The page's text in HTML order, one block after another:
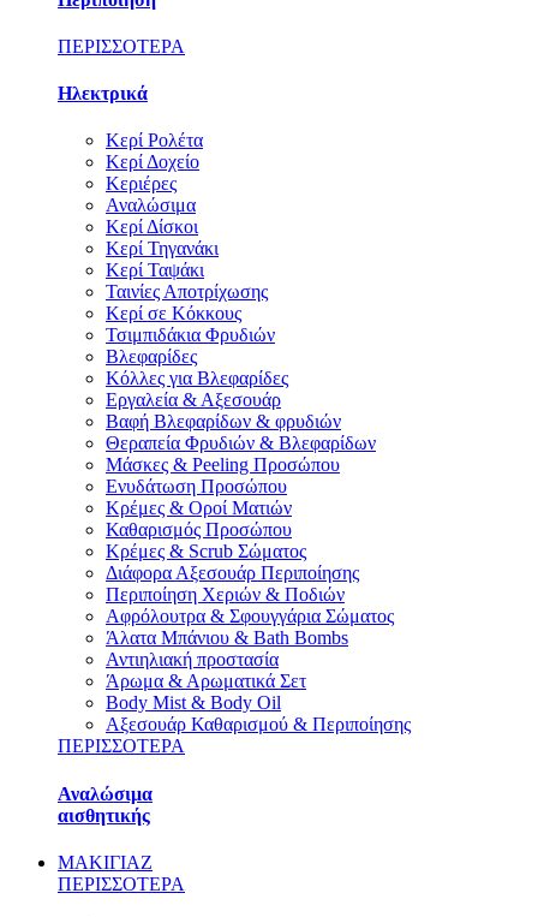
ΠΕΡΙΣΣΟΤΕΡΑ
Ηλεκτρικά
Κερί Ρολέτα
Κερί Δοχείο
Κεριέρες
Αναλώσιμα
Κερί Δίσκοι
Κερί Τηγανάκι
Κερί Ταψάκι
Ταινίες Αποτρίχωσης
Κερί σε Κόκκους
Τσιμπιδάκια Φρυδιών
Βλεφαρίδες
Κόλλες για Βλεφαρίδες
Εργαλεία & Αξεσουάρ
Βαφή Βλεφαρίδων & φρυδιών
Θεραπεία Φρυδιών & Βλεφαρίδων
Μάσκες & Peeling Προσώπου
Ενυδάτωση Προσώπου
Κρέμες & Οροί Ματιών
Καθαρισμός Προσώπου
Κρέμες & Scrub Σώματος
Διάφορα Αξεσουάρ Περιποίησης
Περιποίηση Χεριών & Ποδιών
Αφρόλουτρα & Σφουγγάρια Σώματος
Άλατα Μπάνιου & Bath Bombs
Αντιηλιακή προστασία
Άρωμα & Αρωματικά Σετ
Body Mist & Body Oil
Αξεσουάρ Καθαρισμού & Περιποίησης
ΠΕΡΙΣΣΟΤΕΡΑ
Αναλώσιμα
αισθητικής
ΜΑΚΙΓΙΑΖ
ΠΕΡΙΣΣΟΤΕΡΑ